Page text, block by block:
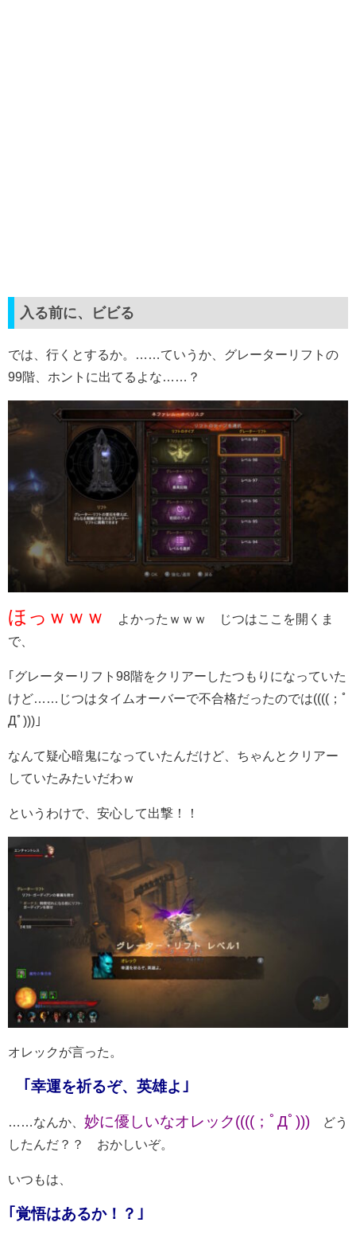
入る前に、ビビる
では、行くとするか。……ていうか、グレーターリフトの
99階、ホントに出てるよな……？
ほっｗｗｗ
よかったｗｗｗ じつはここを開くま
で、
｢グレーターリフト98階をクリアーしたつもりになっていた
けど……じつはタイムオーバーで不合格だったのでは((((；ﾟ
Дﾟ)))｣
なんて疑心暗鬼になっていたんだけど、ちゃんとクリアー
していたみたいだわｗ
というわけで、安心して出撃！！
オレックが言った。
｢幸運を祈るぞ、英雄よ｣
……なんか、 妙に優しいなオレック((((；ﾟДﾟ))) どう
したんだ？？ おかしいぞ。
いつもは、
｢覚悟はあるか！？｣